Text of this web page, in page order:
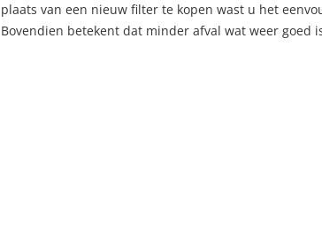
plaats van een nieuw filter te kopen wast u het
Bovendien betekent dat minder afval wat weer goed